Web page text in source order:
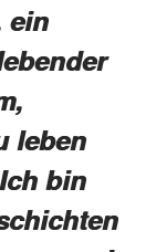
ein
leben
bin